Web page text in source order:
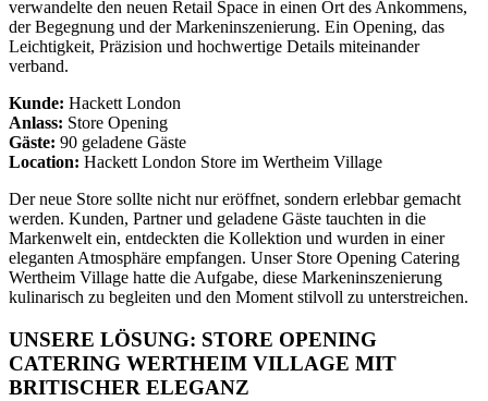
verwandelte den neuen Retail Space in einen Ort des Ankommens,
der Begegnung und der Markeninszenierung. Ein Opening, das
Leichtigkeit, Präzision und hochwertige Details miteinander
verband.
Kunde: Hackett London
Anlass: Store Opening
Gäste: 90 geladene Gäste
Location: Hackett London Store im Wertheim Village
Der neue Store sollte nicht nur eröffnet, sondern erlebbar gemacht
werden. Kunden, Partner und geladene Gäste tauchten in die
Markenwelt ein, entdeckten die Kollektion und wurden in einer
eleganten Atmosphäre empfangen. Unser Store Opening Catering
Wertheim Village hatte die Aufgabe, diese Markeninszenierung
kulinarisch zu begleiten und den Moment stilvoll zu unterstreichen.
UNSERE LÖSUNG: STORE OPENING
CATERING WERTHEIM VILLAGE MIT
BRITISCHER ELEGANZ